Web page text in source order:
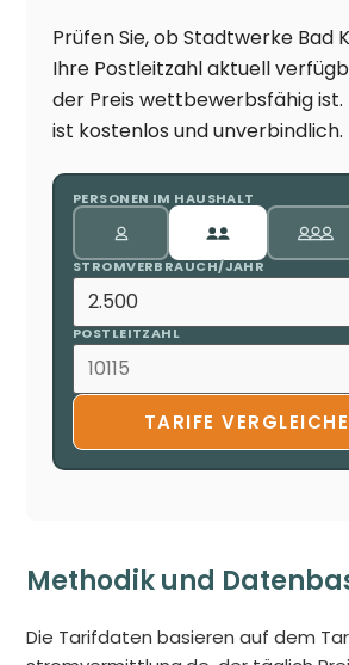
Prüfen Sie, ob Stadtwerke Bad
Ihre Postleitzahl aktuell
der Preis wettbewerbsfähig
ist kostenlos und unverbindlich.
PERSONEN IM HAUSHALT
STROMVERBRAUCH/JAHR
POSTLEITZAHL
TARIFE
Methodik und
Die Tarifdaten basieren auf dem